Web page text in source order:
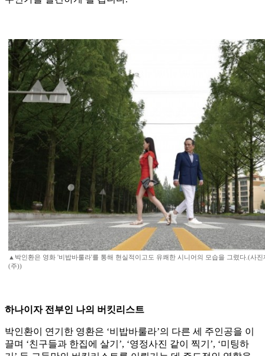
▲박인환은 영화 '비밥바룰라'를 통해 현실적이고도 유쾌한 시니어의 모습을 그렸다.(사
(주))
하나이자 전부인 나의 버킷리스트
박인환이 연기한 영환은 ‘비밥바룰라’의 다른 세 주인공을 이
끌며 ‘친구들과 한집에 살기’, ‘영정사진 같이 찍기’, ‘미팅하